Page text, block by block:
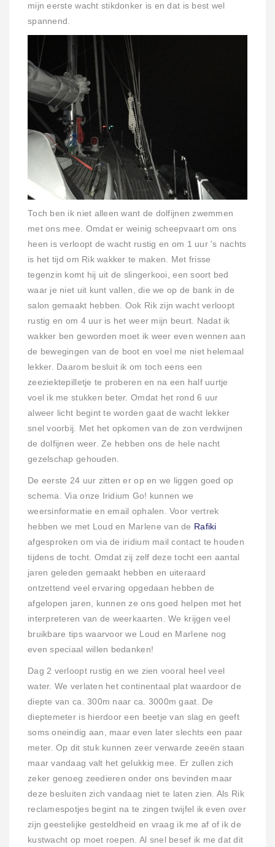
mijn eerste wacht stikdonker is en dat is best wel
spannend.
Toch ben ik niet alleen want de dolfijnen zwemmen
met ons mee. Omdat er weinig scheepvaart om ons
heen is verloopt de wacht rustig en om 1 uur 's nachts
is het tijd om Rik wakker te maken. Met frisse
tegenzin komt hij uit de slingerkooi, een soort bed
waar je niet uit kunt vallen, die we op de bank in de
salon gemaakt hebben. Ook Rik zijn wacht verloopt
rustig en om 4 uur is het weer mijn beurt. Nadat ik
wakker ben geworden moet ik weer even wennen aan
de bewegingen van de boot en voel me niet helemaal
lekker. Daarom besluit ik om toch eens een
zeeziektepilletje te proberen en na een half uurtje
voel ik me stukken beter. Omdat het rond 6 uur
alweer licht begint te worden gaat de wacht lekker
snel voorbij. Met het opkomen van de zon verdwijnen
de dolfijnen weer. Ze hebben ons de hele nacht
gezelschap gehouden.
De eerste 24 uur zitten er op en we liggen goed op
schema. Via onze Iridium Go! kunnen we
weersinformatie en email ophalen. Voor vertrek
hebben we met Loud en Marlene van de Rafiki
afgesproken om via de iridium mail contact te houden
tijdens de tocht. Omdat zij zelf deze tocht een aantal
jaren geleden gemaakt hebben en uiteraard
ontzettend veel ervaring opgedaan hebben de
afgelopen jaren, kunnen ze ons goed helpen met het
interpreteren van de weerkaarten. We krijgen veel
bruikbare tips waarvoor we Loud en Marlene nog
even speciaal willen bedanken!
Dag 2 verloopt rustig en we zien vooral heel veel
water. We verlaten het continentaal plat waardoor de
diepte van ca. 300m naar ca. 3000m gaat. De
dieptemeter is hierdoor een beetje van slag en geeft
soms oneindig aan, maar even later slechts een paar
meter. Op dit stuk kunnen zeer verwarde zeeën staan
maar vandaag valt het gelukkig mee. Er zullen zich
zeker genoeg zeedieren onder ons bevinden maar
deze besluiten zich vandaag niet te laten zien. Als Rik
reclamespotjes begint na te zingen twijfel ik even over
zijn geestelijke gesteldheid en vraag ik me af of ik de
kustwacht op moet roepen. Al snel besef ik me dat dit